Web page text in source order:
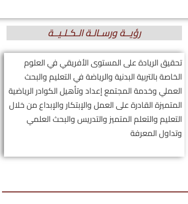
رؤيــة ورسـالـة الـكـلـيــة
تحقيق الريادة على المستوى الأفريقي في العلوم
الخاصة بالتربية البدنية والرياضة في التعليم والبحث
العملي وخدمة المجتمع إعداد وتأهيل الكوادر الرياضية
المتميزة القادرة على العمل والإبتكار والإبداع من خلال
التعليم والتعلم المتميز والتدريس والبحث العلمي
وتداول المعرفة